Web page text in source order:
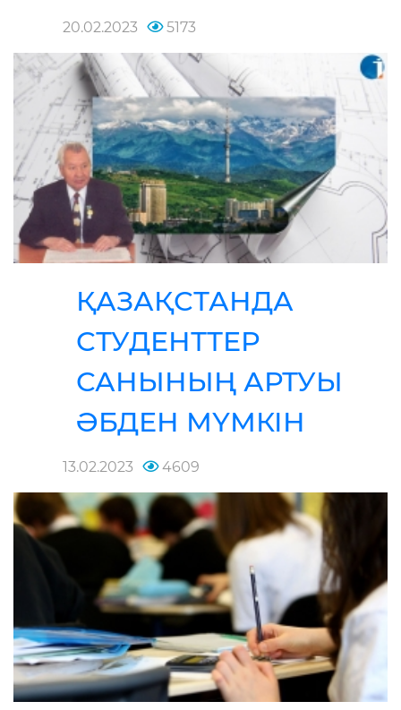
20.02.2023 5173
ҚАЗАҚСТАНДА
СТУДЕНТТЕР
САНЫНЫҢ АРТУЫ
ӘБДЕН МҮМКІН
13.02.2023 4609